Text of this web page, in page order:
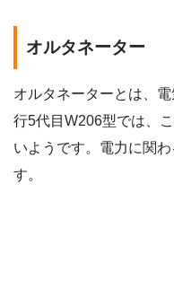
オルタネーター
オルタネーターとは、
行5代目W206型では、
いようです。電力に関
す。